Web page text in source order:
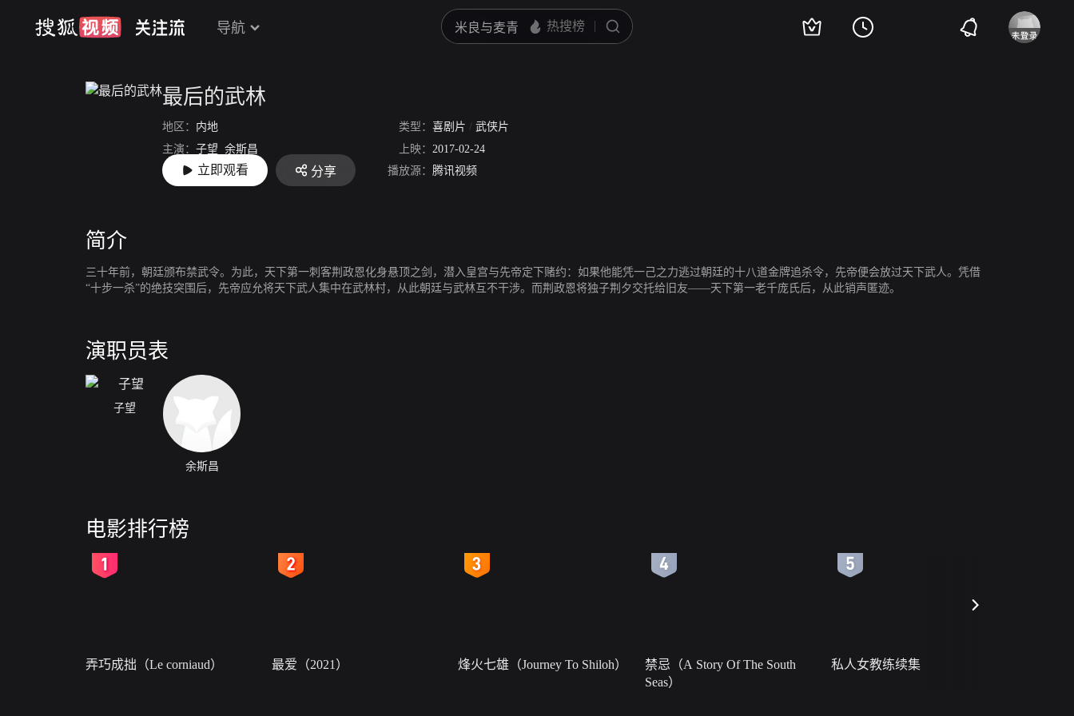
导航
最后的武林
地区： 内地 类型： 喜剧片 / 武侠片
主演： 子望 余斯昌 上映： 2017-02-24
导演： 霍德强
立即观看 分享 播放源： 腾讯视频
简介
三十年前，朝廷颁布禁武令。为此，天下第一刺客荆政恩化身悬顶之剑，潜入皇宫与先帝定下赌约：如果他能凭一己之力逃过朝廷的十八道金牌追杀令，先帝便会放过天下武人。凭借
“十步一杀”的绝技突围后，先帝应允将天下武人集中在武林村，从此朝廷与武林互不干涉。而荆政恩将独子荆夕交托给旧友——天下第一老千庞氏后，从此销声匿迹。
演职员表
子望
余斯昌
电影排行榜
弄巧成拙（Le corniaud） 最爱（2021） 烽火七雄（Journey To Shiloh）
禁忌（A Story Of The South
Seas）
私人女教练续集